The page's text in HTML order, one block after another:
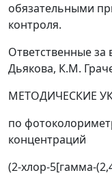
обязательными
контроля.
Ответственные за
Дьякова, К.М.
МЕТОДИЧЕСКИЕ
по
концентраций
(2-хлор-5[гамма-